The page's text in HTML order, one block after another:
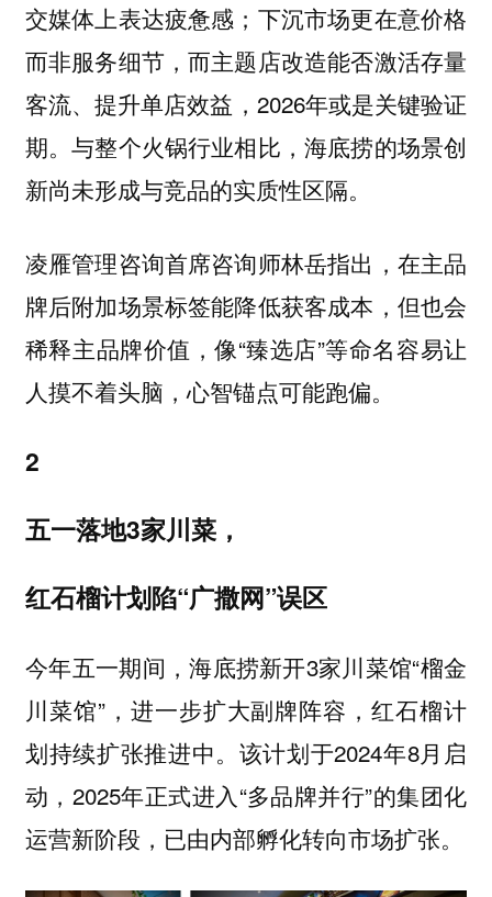
交媒体上表达疲惫感；下沉市场更在意价格
而非服务细节，而主题店改造能否激活存量
客流、提升单店效益，2026年或是关键验证
期。与整个火锅行业相比，海底捞的场景创
新尚未形成与竞品的实质性区隔。
凌雁管理咨询首席咨询师林岳指出，在主品
牌后附加场景标签能降低获客成本，但也会
稀释主品牌价值，像“臻选店”等命名容易让
人摸不着头脑，心智锚点可能跑偏。
2
五一落地3家川菜，
红石榴计划陷“广撒网”误区
今年五一期间，海底捞新开3家川菜馆“榴金
川菜馆”，进一步扩大副牌阵容，红石榴计
划持续扩张推进中。该计划于2024年8月启
动，2025年正式进入“多品牌并行”的集团化
运营新阶段，已由内部孵化转向市场扩张。